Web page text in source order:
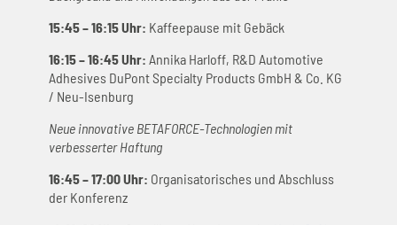
15:45 – 16:15 Uhr: Kaffeepause mit Gebäck
16:15 – 16:45 Uhr: Annika Harloff, R&D Automotive
Adhesives DuPont Specialty Products GmbH & Co. KG
/ Neu-Isenburg
Neue innovative BETAFORCE-Technologien mit
verbesserter Haftung
16:45 – 17:00 Uhr: Organisatorisches und Abschluss
der Konferenz